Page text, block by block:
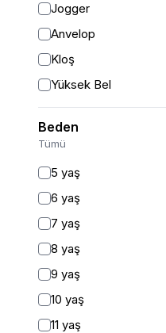
Jogger
Anvelop
Kloş
Yüksek Bel
Geniş Paça
Palazzo
Beden
Tümü
5 yaş
6 yaş
7 yaş
8 yaş
9 yaş
10 yaş
11 yaş